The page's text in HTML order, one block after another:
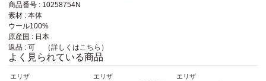
商品番号 : 10258754N
素材 : 本体
ウール100%
原産国 : 日本
返品 : 可 （詳しくはこちら ）
よく見られている商品
エリザ
エリザ
エリザ